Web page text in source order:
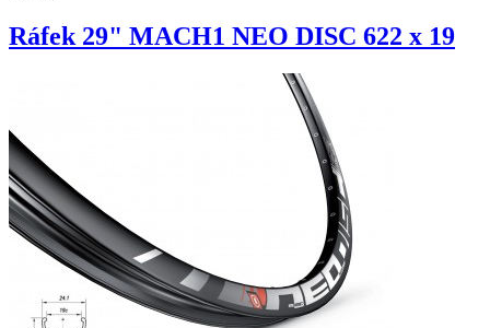
Ráfek 29" MACH1 NEO DISC 622 x 19